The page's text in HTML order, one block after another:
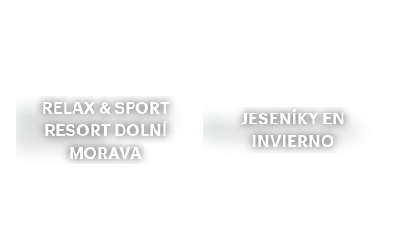
RELAX & SPORT
RESORT DOLNÍ
MORAVA
JESENÍKY EN
INVIERNO